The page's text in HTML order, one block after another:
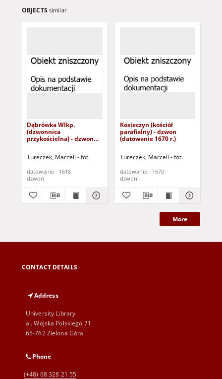
OBJECTS similar
Dąbrówka Wlkp.
(dzwonnica
przykościelna) - dzwon
Tureczek, Marceli - fot.
datowanie - 1618
dzwon
Kosieczyn (kościół
parafialny) - dzwon
(datowanie 1670 r.)
Tureczek, Marceli - fot.
datowanie - 1670
dzwon
More
CONTACT DETAILS
Address
University Library
al. Wojska Polskiego 71
65-762 Zielona Góra
Phone
(+48) 68 328 21 55